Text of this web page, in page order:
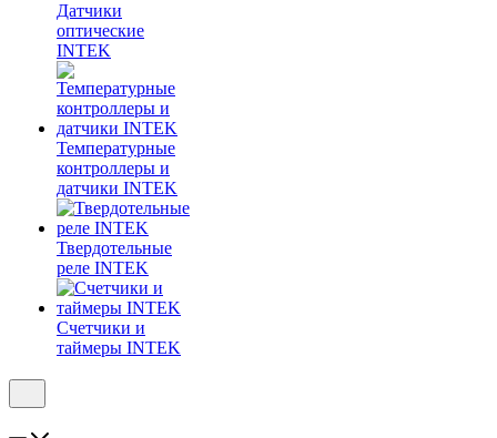
Датчики
оптические
INTEK
Температурные
контроллеры и
датчики INTEK
Твердотельные
реле INTEK
Счетчики и
таймеры INTEK